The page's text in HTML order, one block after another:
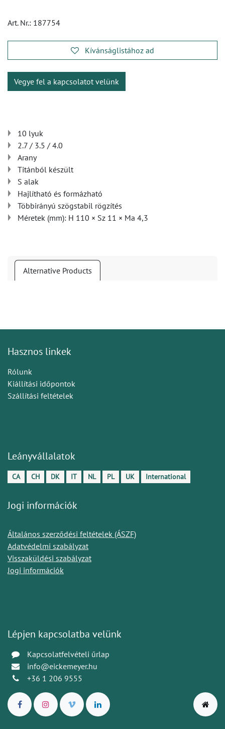
Art. Nr.: 187754
Kívánságlistához ad
Vegye fel a kapcsolatot velünk
10 lyuk
2.7 / 3.5 / 4.0
Arany
Titánból készült
S alak
Hajlítható és formázható
Többirányú szögstabil rögzítés
Méretek (mm): H 110 × Sz 11 × Ma 4,3
Alternative Products
Hasznos linkek
Rólunk
Kiállítási időpontok
Szállítási feltételek
Leányvállalatok
CA CH DK IT NL PL UK International
Jogi információk
Általános szerződési feltételek (ÁSZF)
Adatvédelmi szabályzat
Visszaküldési szabályzat
Jogi információk
Lépjen kapcsolatba velünk
Kapcsolatfelvételi űrlap
info@eickemeyer.hu
+36 1 206 9555